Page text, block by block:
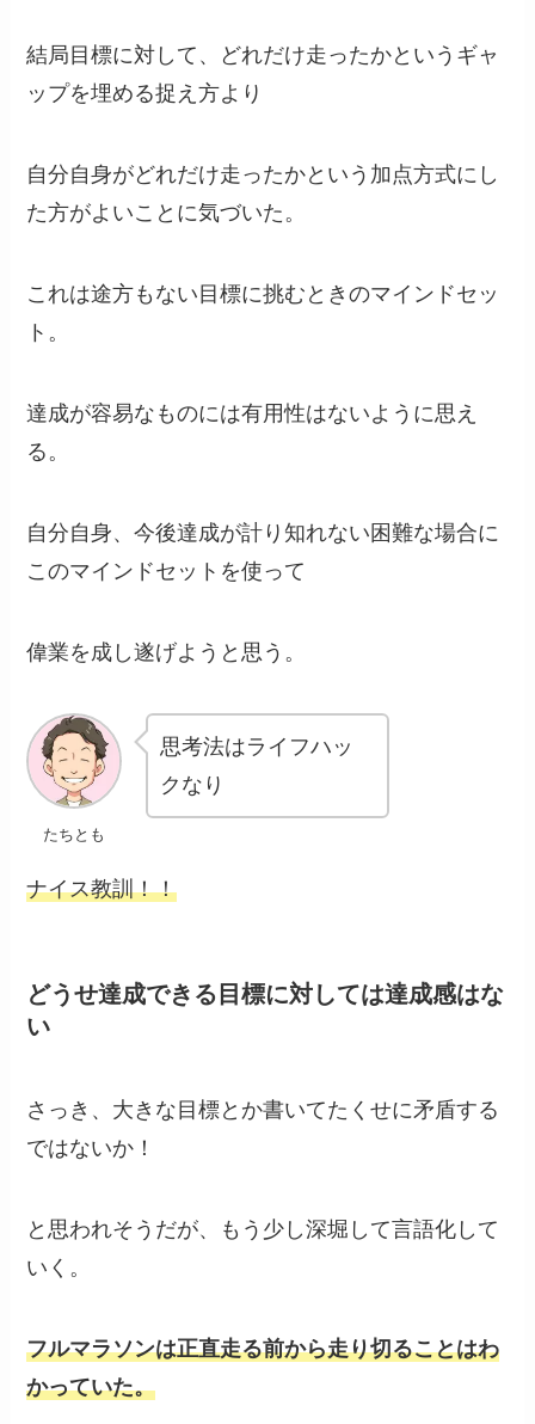
結局目標に対して、どれだけ走ったかというギャ
ップを埋める捉え方より
自分自身がどれだけ走ったかという加点方式にし
た方がよいことに気づいた。
これは途方もない目標に挑むときのマインドセッ
ト。
達成が容易なものには有用性はないように思え
る。
自分自身、今後達成が計り知れない困難な場合に
このマインドセットを使って
偉業を成し遂げようと思う。
たちとも
思考法はライフハッ
クなり
ナイス教訓！！
どうせ達成できる目標に対しては達成感はな
い
さっき、大きな目標とか書いてたくせに矛盾する
ではないか！
と思われそうだが、もう少し深堀して言語化して
いく。
フルマラソンは正直走る前から走り切ることはわ
かっていた。